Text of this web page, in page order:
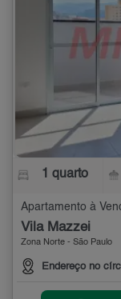
1 quarto
Apartamento à
Vila Mazzei
Zona Norte - São Paulo
Endereço no